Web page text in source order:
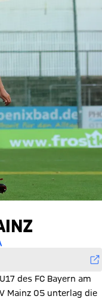
des FC Bayern am
Mainz 05 unterlag die